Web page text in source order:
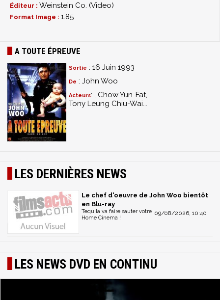
Éditeur : Weinstein Co. (Video)
Format Image : 1.85
A TOUTE ÉPREUVE
Sortie : 16 Juin 1993
De : John Woo
Acteurs: , Chow Yun-Fat,
Tony Leung Chiu-Wai...
LES DERNIÈRES NEWS
Le chef d'oeuvre de John Woo bientôt
en Blu-ray
09/08/2026, 10:40
Tequila va faire sauter votre
Home Cinema !
LES NEWS DVD EN CONTINU